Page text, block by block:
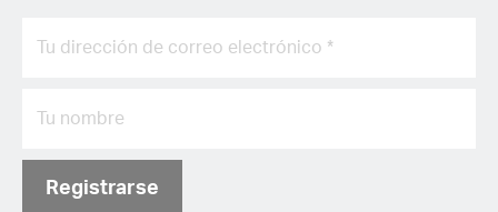
Registrarse